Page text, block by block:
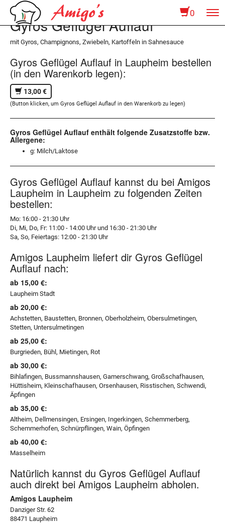
0
Gyros Geflügel Auflauf
mit Gyros, Champignons, Zwiebeln, Kartoffeln in Sahnesauce
Gyros Geflügel Auflauf in Laupheim bestellen
(in den Warenkorb legen):
13,00 €
(Button klicken, um Gyros Geflügel Auflauf in den Warenkorb zu legen)
Gyros Geflügel Auflauf enthält folgende Zusatzstoffe bzw.
Allergene:
g: Milch/Laktose
Gyros Geflügel Auflauf kannst du bei Amigos
Laupheim in Laupheim zu folgenden Zeiten
bestellen:
Mo: 16:00 - 21:30 Uhr
Di, Mi, Do, Fr: 11:00 - 14:00 Uhr und 16:30 - 21:30 Uhr
Sa, So, Feiertags: 12:00 - 21:30 Uhr
Amigos Laupheim liefert dir Gyros Geflügel
Auflauf nach:
ab 15,00 €:
Laupheim Stadt
ab 20,00 €:
Achstetten, Baustetten, Bronnen, Oberholzheim, Obersulmetingen,
Stetten, Untersulmetingen
ab 25,00 €:
Burgrieden, Bühl, Mietingen, Rot
ab 30,00 €:
Bihlafingen, Bussmannshausen, Gamerschwang, Großschafhausen,
Hüttisheim, Kleinschafhausen, Orsenhausen, Risstischen, Schwendi,
Äpfingen
ab 35,00 €:
Altheim, Dellmensingen, Ersingen, Ingerkingen, Schemmerberg,
Schemmerhofen, Schnürpflingen, Wain, Öpfingen
ab 40,00 €:
Masselheim
Natürlich kannst du Gyros Geflügel Auflauf
auch direkt bei Amigos Laupheim abholen.
Amigos Laupheim
Danziger Str. 62
88471 Laupheim